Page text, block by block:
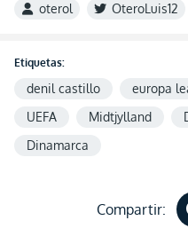
oterol OteroLuis12
Etiquetas:
denil castillo europa
UEFA
Midtjylland
Dinamarca
Compartir: